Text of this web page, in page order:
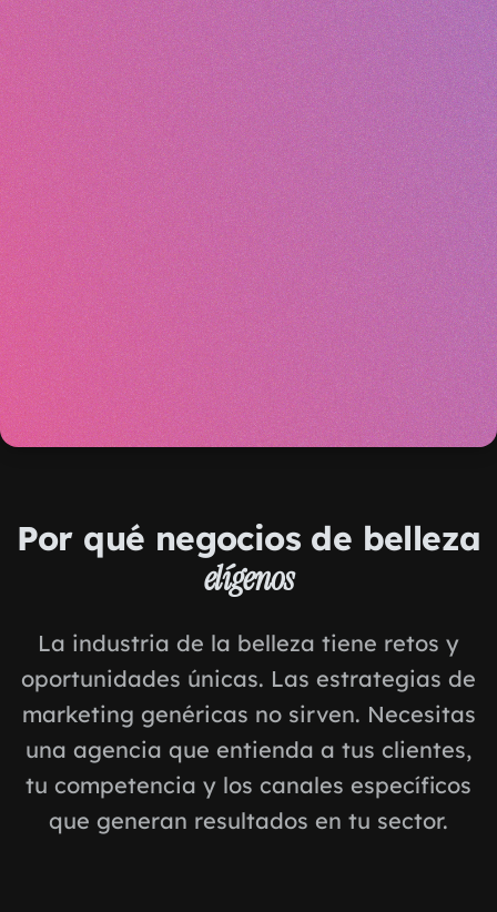
Por qué negocios de belleza
elígenos
La industria de la belleza tiene retos y
oportunidades únicas. Las estrategias de
marketing genéricas no sirven. Necesitas
una agencia que entienda a tus clientes,
tu competencia y los canales específicos
que generan resultados en tu sector.